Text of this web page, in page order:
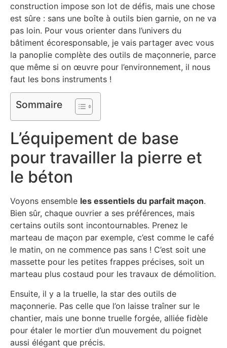
construction impose son lot de défis, mais une chose
est sûre : sans une boîte à outils bien garnie, on ne va
pas loin. Pour vous orienter dans l’univers du
bâtiment écoresponsable, je vais partager avec vous
la panoplie complète des outils de maçonnerie, parce
que même si on œuvre pour l’environnement, il nous
faut les bons instruments !
Sommaire
L’équipement de base
pour travailler la pierre et
le béton
Voyons ensemble les essentiels du parfait maçon.
Bien sûr, chaque ouvrier a ses préférences, mais
certains outils sont incontournables. Prenez le
marteau de maçon par exemple, c’est comme le café
le matin, on ne commence pas sans ! C’est soit une
massette pour les petites frappes précises, soit un
marteau plus costaud pour les travaux de démolition.
Ensuite, il y a la truelle, la star des outils de
maçonnerie. Pas celle que l’on laisse traîner sur le
chantier, mais une bonne truelle forgée, alliée fidèle
pour étaler le mortier d’un mouvement du poignet
aussi élégant que précis.